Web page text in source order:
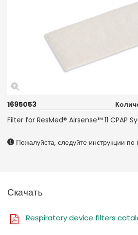
1695053
Filter for ResMed® Airsense™ 11 CPAP
Пожалуйста, следуйте инструкции
Скачать
Respiratory device filters